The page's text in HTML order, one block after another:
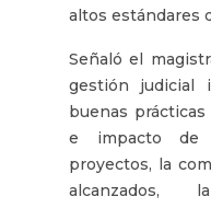
altos estándares
Señaló el
gestión judicial
buenas
e impacto de
proyectos, la
alcanzados,